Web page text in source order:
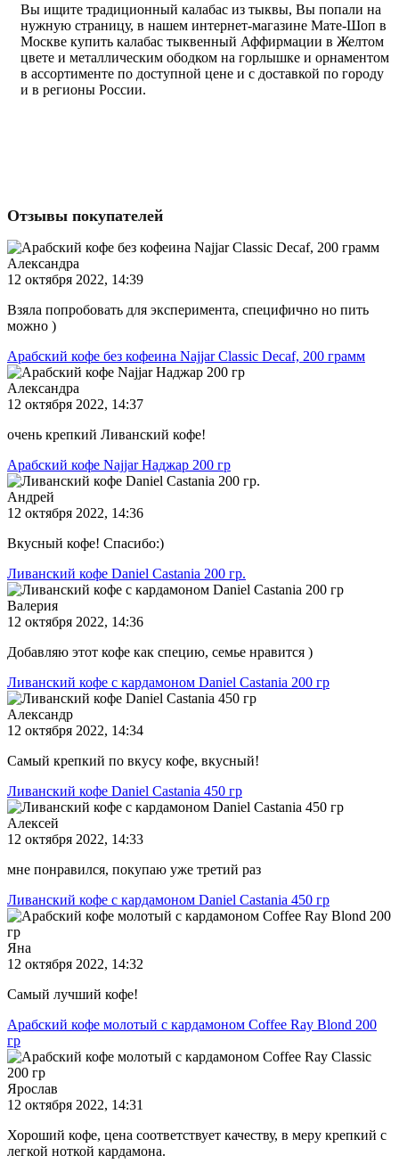
Вы ищите традиционный калабас из тыквы, Вы попали на
нужную страницу, в нашем интернет-магазине Мате-Шоп в
Москве купить калабас тыквенный Аффирмации в Желтом
цвете и металлическим ободком на горлышке и орнаментом
в ассортименте по доступной цене и с доставкой по городу
и в регионы России.
Отзывы покупателей
Александра
12 октября 2022, 14:39
Взяла попробовать для эксперимента, специфично но пить
можно )
Арабский кофе без кофеина Najjar Classic Decaf, 200 грамм
Александра
12 октября 2022, 14:37
очень крепкий Ливанский кофе!
Арабский кофе Najjar Наджар 200 гр
Андрей
12 октября 2022, 14:36
Вкусный кофе! Спасибо:)
Ливанский кофе Daniel Castania 200 гр.
Валерия
12 октября 2022, 14:36
Добавляю этот кофе как специю, семье нравится )
Ливанский кофе с кардамоном Daniel Castania 200 гр
Александр
12 октября 2022, 14:34
Самый крепкий по вкусу кофе, вкусный!
Ливанский кофе Daniel Castania 450 гр
Алексей
12 октября 2022, 14:33
мне понравился, покупаю уже третий раз
Ливанский кофе с кардамоном Daniel Castania 450 гр
Яна
12 октября 2022, 14:32
Самый лучший кофе!
Арабский кофе молотый с кардамоном Coffee Ray Blond 200
гр
Ярослав
12 октября 2022, 14:31
Хороший кофе, цена соответствует качеству, в меру крепкий с
легкой ноткой кардамона.